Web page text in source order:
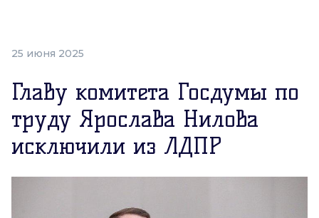
25 июня 2025
Главу комитета Госдумы по
труду Ярослава Нилова
исключили из ЛДПР